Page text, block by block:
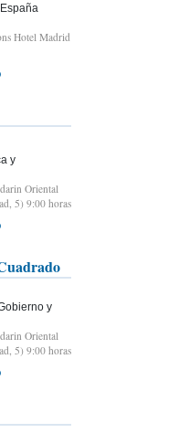
Hotel Madrid
y
Oriental
5) 9:00 horas
y
Oriental
5) 9:00 horas